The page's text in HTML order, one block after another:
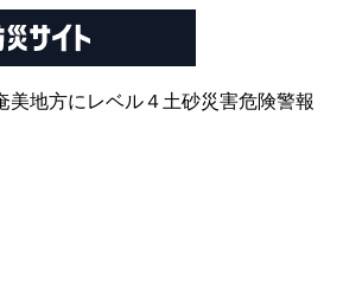
美地方にレベル４土砂災害危険警報